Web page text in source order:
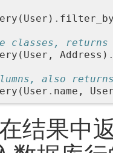
( User ) .
classes, returns
( User , Address )
also
( User . name ,
结果中